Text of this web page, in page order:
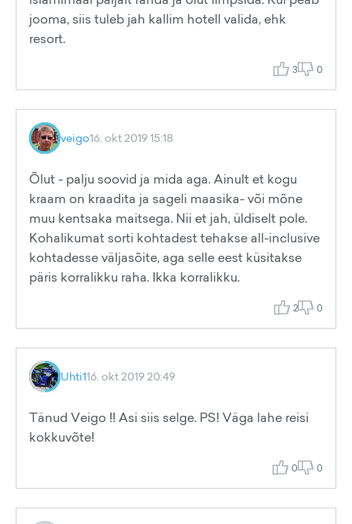
jooma, siis tuleb jah kallim hotell valida, ehk
resort.
3 0
veigo16. okt 2019 15:18
Õlut - palju soovid ja mida aga. Ainult et kogu
kraam on kraadita ja sageli maasika- või mõne
muu kentsaka maitsega. Nii et jah, üldiselt pole.
Kohalikumat sorti kohtadest tehakse all-inclusive
kohtadesse väljasõite, aga selle eest küsitakse
päris korralikku raha. Ikka korralikku.
2 0
Uhti116. okt 2019 20:49
Tänud Veigo !! Asi siis selge. PS! Väga lahe reisi
kokkuvõte!
0 0